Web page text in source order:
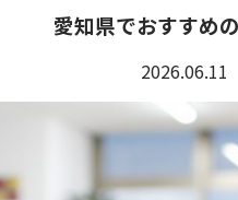
愛知県でおすすめ
2026.06.11